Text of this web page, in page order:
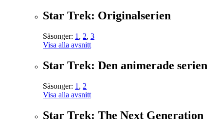
Star Trek: Originalserien
Säsonger: 1 , 2, 3
Visa alla avsnitt
Star Trek: Den animerade serien
Säsonger: 1 , 2
Visa alla avsnitt
Star Trek: The Next Generation